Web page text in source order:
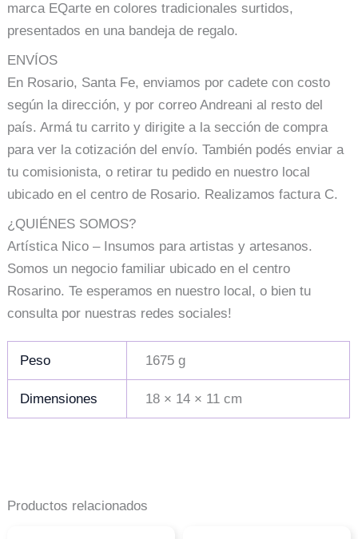
marca EQarte en colores tradicionales surtidos,
presentados en una bandeja de regalo.
ENVÍOS
En Rosario, Santa Fe, enviamos por cadete con costo
según la dirección, y por correo Andreani al resto del
país. Armá tu carrito y dirigite a la sección de compra
para ver la cotización del envío. También podés enviar a
tu comisionista, o retirar tu pedido en nuestro local
ubicado en el centro de Rosario. Realizamos factura C.
¿QUIÉNES SOMOS?
Artística Nico – Insumos para artistas y artesanos.
Somos un negocio familiar ubicado en el centro
Rosarino. Te esperamos en nuestro local, o bien tu
consulta por nuestras redes sociales!
Peso 1675 g
Dimensiones 18 × 14 × 11 cm
Productos relacionados